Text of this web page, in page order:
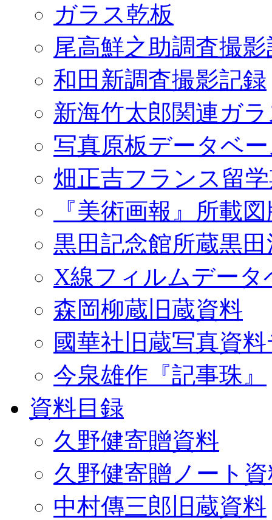
ガラス乾板
尾高鮮之助調査撮
和田新調査撮影記録
新海竹太郎関連ガ
写真原板データベ
畑正吉フランス留
『美術画報』所載
黒田記念館所蔵黒
X線フィルムデータ
森岡柳蔵旧蔵資料
國華社旧蔵写真資
今泉雄作『記事珠』
資料目録
久野健寄贈資料
久野健寄贈ノート
中村傳三郎旧蔵資料